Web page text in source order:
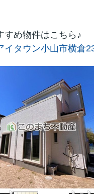
すめ物件はこちら♪
イタウン小山市横倉